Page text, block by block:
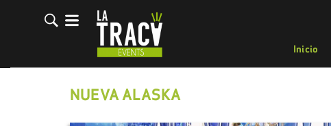
Inicio
NUEVA ALASKA